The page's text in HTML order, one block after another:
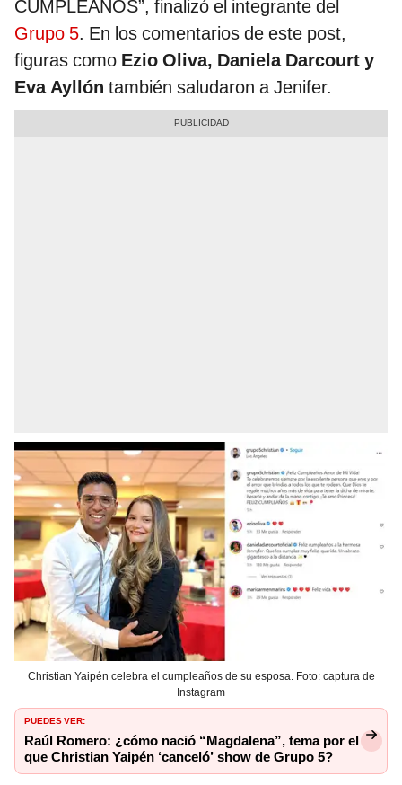
CUMPLEAÑOS”, finalizó el integrante del
Grupo 5. En los comentarios de este post,
figuras como Ezio Oliva, Daniela Darcourt y
Eva Ayllón también saludaron a Jenifer.
Christian Yaipén celebra el cumpleaños de su esposa. Foto: captura de
Instagram
PUEDES VER:
Raúl Romero: ¿cómo nació “Magdalena”, tema por el
que Christian Yaipén ‘canceló’ show de Grupo 5?